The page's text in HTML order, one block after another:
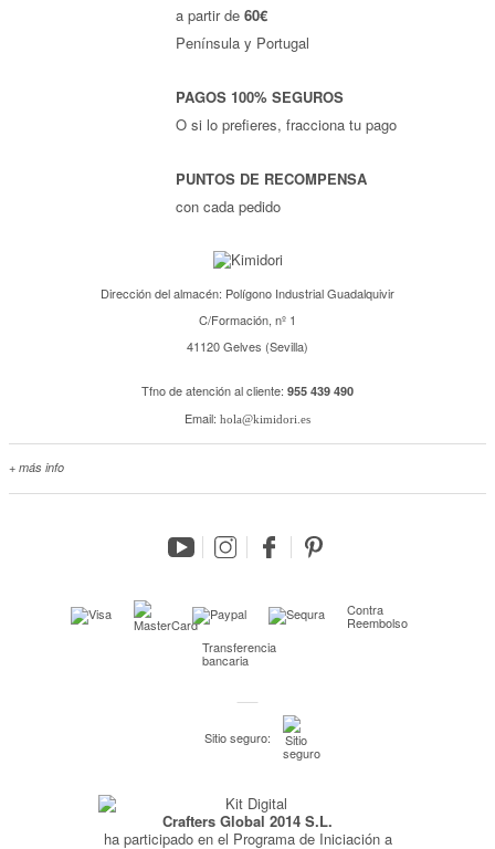
a partir de60€
Península y Portugal
PAGOS 100% SEGUROS
O si lo prefieres, fracciona tu pago
PUNTOS DE RECOMPENSA
con cada pedido
Dirección del almacén: Polígono Industrial Guadalquivir
C/Formación, nº 1
41120 Gelves (Sevilla)
Tfno de atención al cliente: 955 439 490
Email: hola@kimidori.es
+ más info
Kimidori PRINT, nuestro servicio de impresión de fotos
Nuevo sistema de UNIÓN DE PEDIDOS
Pago seguro y financiación
Condiciones generales de Compra
Contra
Reembolso
Transferencia
bancaria
Sitio seguro:
Crafters Global 2014 S.L.
ha participado en el Programa de Iniciación a